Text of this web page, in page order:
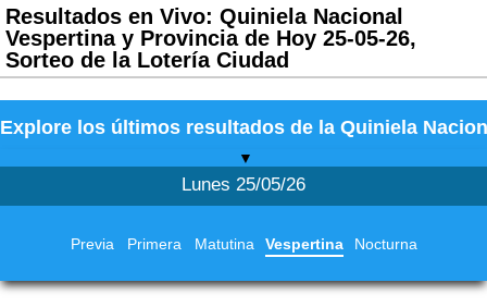
Resultados en Vivo: Quiniela Nacional
Vespertina y Provincia de Hoy 25-05-26,
Sorteo de la Lotería Ciudad
Explore los últimos resultados de la Quiniela
▼
Lunes 25/05/26
Previa Primera Matutina Vespertina Nocturna